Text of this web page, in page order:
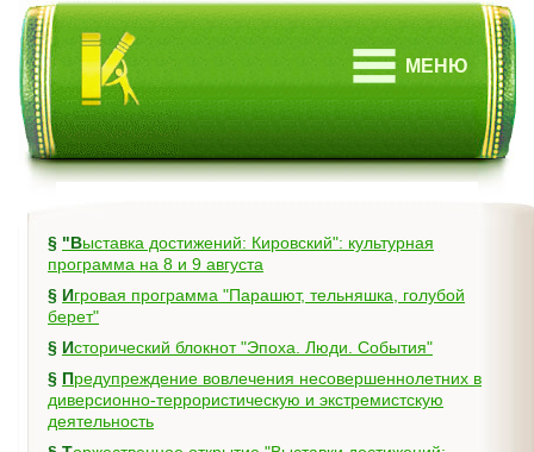
МЕНЮ
§ "Выставка достижений: Кировский": культурная
программа на 8 и 9 августа
§ Игровая программа "Парашют, тельняшка, голубой
берет"
§
Исторический блокнот "Эпоха. Люди. События"
§ Предупреждение вовлечения несовершеннолетних в
диверсионно-террористическую и экстремистскую
деятельность